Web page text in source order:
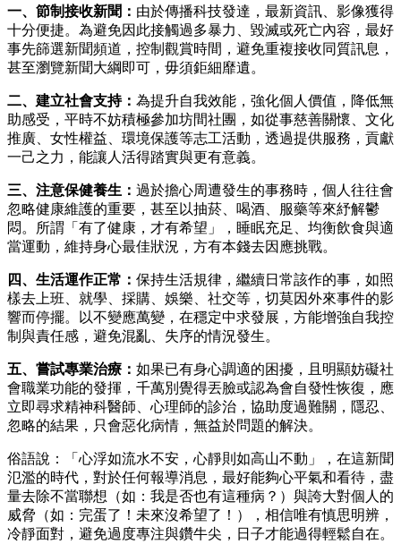
一、節制接收新聞： 由於傳播科技發達，最新資訊、影像獲得
十分便捷。為避免因此接觸過多暴力、毀滅或死亡內容，最好
事先篩選新聞頻道，控制觀賞時間，避免重複接收同質訊息，
甚至瀏覽新聞大綱即可，毋須鉅細靡遺。
二、建立社會支持： 為提升自我效能，強化個人價值，降低無
助感受，平時不妨積極參加坊間社團，如從事慈善關懷、文化
推廣、女性權益、環境保護等志工活動，透過提供服務，貢獻
一己之力，能讓人活得踏實與更有意義。
三、注意保健養生： 過於擔心周遭發生的事務時，個人往往會
忽略健康維護的重要，甚至以抽菸、喝酒、服藥等來紓解鬱
悶。所謂「有了健康，才有希望」，睡眠充足、均衡飲食與適
當運動，維持身心最佳狀況，方有本錢去因應挑戰。
四、生活運作正常： 保持生活規律，繼續日常該作的事，如照
樣去上班、就學、採購、娛樂、社交等，切莫因外來事件的影
響而停擺。以不變應萬變，在穩定中求發展，方能增強自我控
制與責任感，避免混亂、失序的情況發生。
五、嘗試專業治療： 如果已有身心調適的困擾，且明顯妨礙社
會職業功能的發揮，千萬別覺得丟臉或認為會自發性恢復，應
立即尋求精神科醫師、心理師的診治，協助度過難關，隱忍、
忽略的結果，只會惡化病情，無益於問題的解決。
俗語說：「心浮如流水不安，心靜則如高山不動」，在這新聞
氾濫的時代，對於任何報導消息，最好能夠心平氣和看待，盡
量去除不當聯想（如：我是否也有這種病？）與誇大對個人的
威脅（如：完蛋了！未來沒希望了！），相信唯有慎思明辨，
冷靜面對，避免過度專注與鑽牛尖，日子才能過得輕鬆自在。